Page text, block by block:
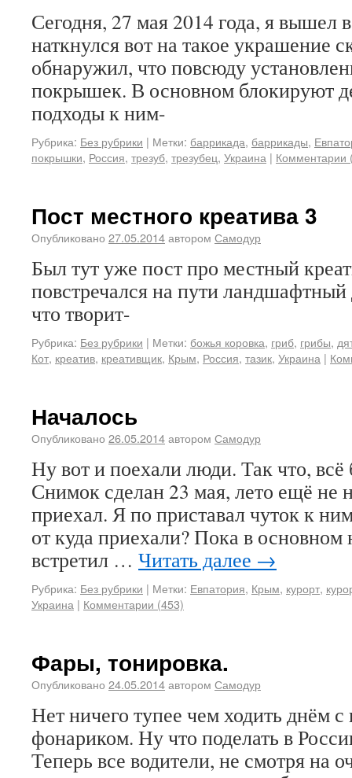
Сегодня, 27 мая 2014 года, я вышел
наткнулся вот на такое украшение
обнаружил, что повсюду
покрышек. В основном блокируют
подходы к ним-
Рубрика: Без рубрики | Метки: баррикада, баррикады,
покрышки, Россия, трезуб, трезубец, Украина | Комментарии
Пост местного креатива 3
Опубликовано 27.05.2014автором Самодур
Был тут уже пост про местный
повстречался на пути ландшафтный
что творит-
Рубрика: Без рубрики | Метки: божья коровка, гриб, грибы,
Кот, креатив, креативщик, Крым, Россия, тазик, Украина |
Началось
Опубликовано 26.05.2014автором Самодур
Ну вот и поехали люди. Так что, всё
Снимок сделан 23 мая, лето ещё не
приехал. Я по приставал чуток к
от куда приехали? Пока в
встретил … Читать далее →
Рубрика: Без рубрики | Метки: Евпатория, Крым, курорт,
Украина | Комментарии (453)
Фары, тонировка.
Опубликовано 24.05.2014автором Самодур
Нет ничего тупее чем ходить днём
фонариком. Ну что поделать в
Теперь все водители, не смотря